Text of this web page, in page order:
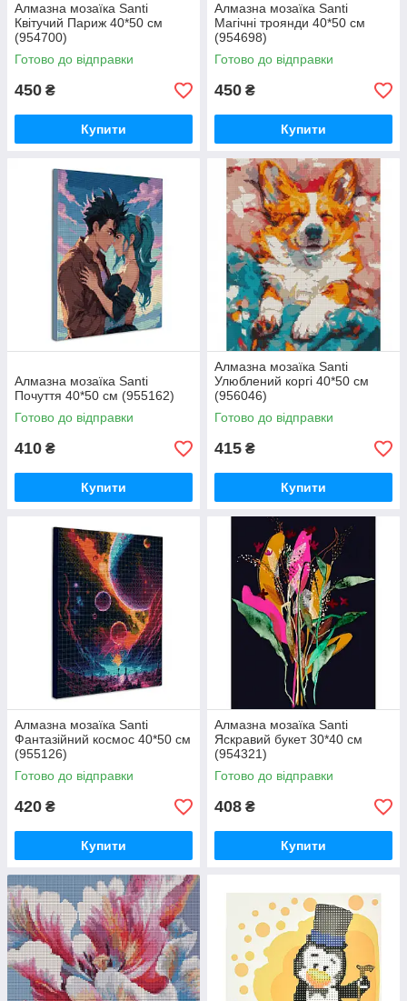
Алмазна мозаїка Santi
Квітучий Париж 40*50 см
(954700)
Готово до відправки
450 ₴
Купити
Алмазна мозаїка Santi
Магічні троянди 40*50 см
(954698)
Готово до відправки
450 ₴
Купити
Алмазна мозаїка Santi
Почуття 40*50 см (955162)
Готово до відправки
410 ₴
Купити
Алмазна мозаїка Santi
Улюблений коргі 40*50 см
(956046)
Готово до відправки
415 ₴
Купити
Алмазна мозаїка Santi
Фантазійний космос 40*50 см
(955126)
Готово до відправки
420 ₴
Купити
Алмазна мозаїка Santi
Яскравий букет 30*40 см
(954321)
Готово до відправки
408 ₴
Купити